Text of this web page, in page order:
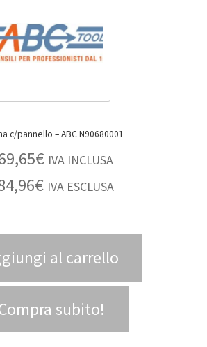
Vetrina c/pannello – ABC N90680001
€ IVA INCLUSA
€ IVA ESCLUSA
al carrello
subito!